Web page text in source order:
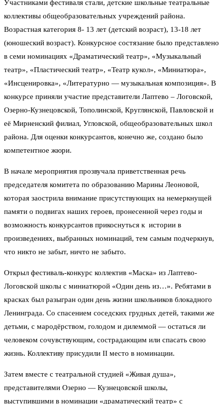
Участниками фестиваля стали, детские школьные театральные
коллективы общеобразовательных учреждений района.
Возрастная категория 8- 13 лет (детский возраст), 13-18 лет
(юношеский возраст). Конкурсное состязание было представлено
в семи номинациях «Драматический театр», «Музыкальный
театр», «Пластический театр», «Театр кукол», «Миниатюра»,
«Инсценировка», «Литературно — музыкальная композиция». В
конкурсе приняли участие представители Лаптево – Логовской,
Озерно-Кузнецовской, Тополинской, Круглянской, Павловской и
её Мирненский филиал, Угловской, общеобразовательных школ
района. Для оценки конкурсантов, конечно же, создано было
компетентное жюри.
В начале мероприятия прозвучала приветственная речь
председателя комитета по образованию Марины Леоновой,
которая заострила внимание присутствующих на немеркнущей
памяти о подвигах наших героев, пронесенной через годы и
возможность конкурсантов прикоснуться к истории в
произведениях, выбранных номинаций, тем самым подчеркнув,
что никто не забыт, ничто не забыто.
Открыл фестиваль-конкурс коллектив «Маска» из Лаптево-
Логовской школы с миниатюрой «Один день из…». Ребятами в
красках был разыгран один день жизни школьников блокадного
Ленинграда. Со спасением соседских грудных детей, такими же
детьми, с мародёрством, голодом и дилеммой — остаться ли
человеком сочувствующим, сострадающим или спасать свою
жизнь. Коллективу присудили II место в номинации.
Затем вместе с театральной студией «Живая душа»,
представителями Озерно — Кузнецовской школы,
выступившими в номинации «драматический театр» с